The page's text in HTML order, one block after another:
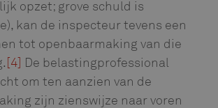
opzet; grove schuld is
kan de inspecteur tevens een
tot openbaarmaking van die
[4] De belastingprofessional
om ten aanzien van de
zijn zienswijze naar voren